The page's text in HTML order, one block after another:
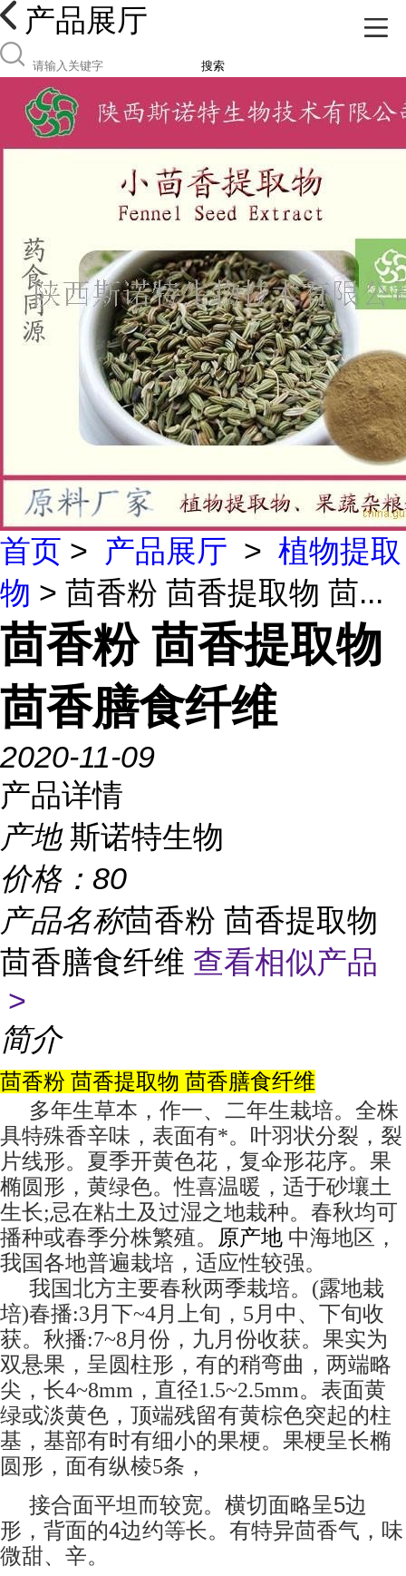
产品展厅
搜索
首页 > 产品展厅 > 植物提取
物 > 茴香粉 茴香提取物 茴...
茴香粉 茴香提取物
茴香膳食纤维
2020-11-09
产品详情
产地 斯诺特生物
价格： 80
产品名称茴香粉 茴香提取物
茴香膳食纤维 查看相似产品
>
简介
茴香粉 茴香提取物 茴香膳食纤维
多年生草本，作一、二年生栽培。全株
具特殊香辛味，表面有*。叶羽状分裂，裂
片线形。夏季开黄色花，复伞形花序。果
椭圆形，黄绿色。性喜温暖，适于砂壤土
生长;忌在粘土及过湿之地栽种。春秋均可
播种或春季分株繁殖。
原产地 中海地区，
我国各地普遍栽培，适应性较强。
我国北方主要春秋两季栽培。(露地栽
培)春播:3月下~4月上旬，5月中、下旬收
获。秋播:7~8月份，九月份收获。果实为
双悬果，呈圆柱形，有的稍弯曲，两端略
尖，长4~8mm，直径1.5~2.5mm。表面黄
绿或淡黄色，顶端残留有黄棕色突起的柱
基，基部有时有细小的果梗。果梗呈长椭
圆形，面有纵棱5条，
接合面平坦而较宽。横切面略呈5边
形，背面的4边约等长。有特异茴香气，味
微甜、辛。